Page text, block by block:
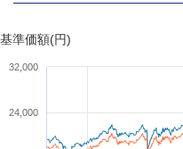
基準価額(円)
24,000
32,000